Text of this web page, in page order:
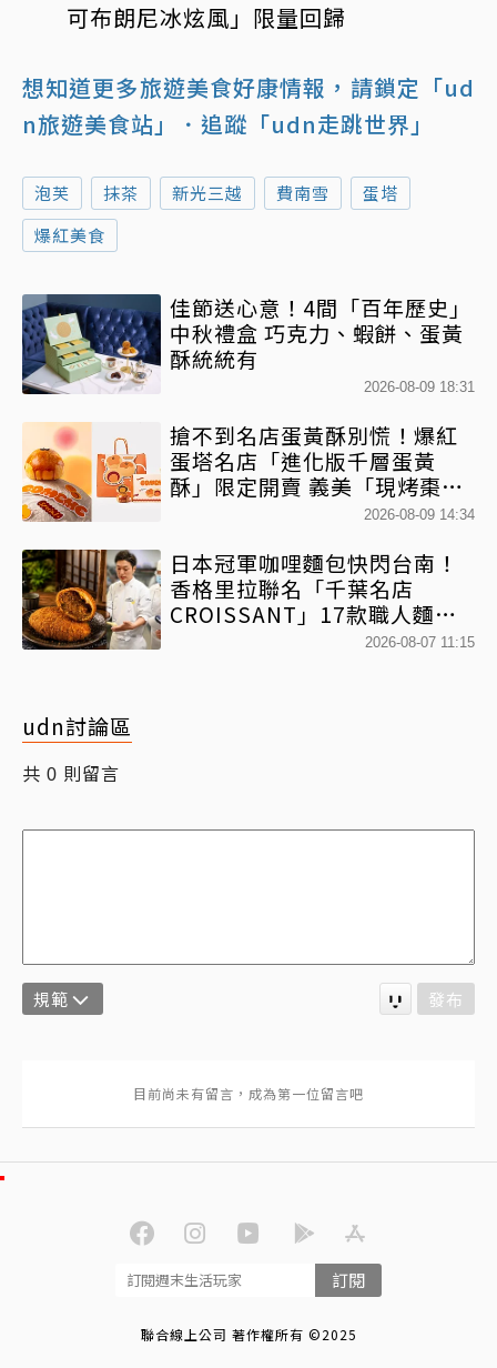
可布朗尼冰炫風」限量回歸
想知道更多旅遊美食好康情報，請鎖定「ud
n旅遊美食站」
．追蹤「udn走跳世界」
泡芙 抹茶 新光三越 費南雪
蛋塔
爆紅美食
佳節送心意！4間「百年歷史」
中秋禮盒 巧克力、蝦餅、蛋黃
酥統統有
2026-08-09 18:31
搶不到名店蛋黃酥別慌！爆紅
蛋塔名店「進化版千層蛋黃
酥」限定開賣 義美「現烤棗泥
2026-08-09 14:34
日本冠軍咖哩麵包快閃台南！
香格里拉聯名「千葉名店
CROISSANT」17款職人麵包
2026-08-07 11:15
udn討論區
共 0 則留言
規範 發布
訂閱
聯合線上公司 著作權所有 ©2025